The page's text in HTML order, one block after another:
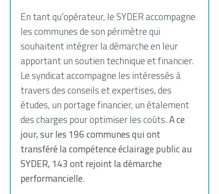
En tant qu’opérateur, le SYDER accompagne
les communes de son périmètre qui
souhaitent intégrer la démarche en leur
apportant un soutien technique et financier.
Le syndicat accompagne les intéressés à
travers des conseils et expertises, des
études, un portage financier, un étalement
des charges pour optimiser les coûts.A ce
jour, sur les 196 communes qui ont
transféré la compétence éclairage public au
SYDER, 143 ont rejoint la démarche
performancielle.